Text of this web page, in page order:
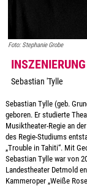
Foto: Stephanie Grobe
INSZENIERUNG
Sebastian 'Tylle
Sebastian Tylle (geb.
geboren. Er studierte
Musiktheater-Regie an
des Regie-Studiums
„Trouble in Tahiti“. Mit
Sebastian Tylle war von
Landestheater Detmold
Kammeroper „Weiße